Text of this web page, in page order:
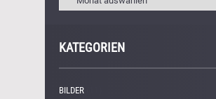
KATEGORIEN
BILDER